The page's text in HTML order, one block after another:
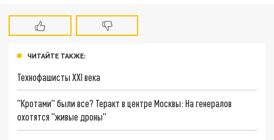
ЧИТАЙТЕ ТАКЖЕ:
Технофашисты XXI века
"Кротами" были все? Теракт в центре Москвы: На генералов
охотятся "живые дроны"